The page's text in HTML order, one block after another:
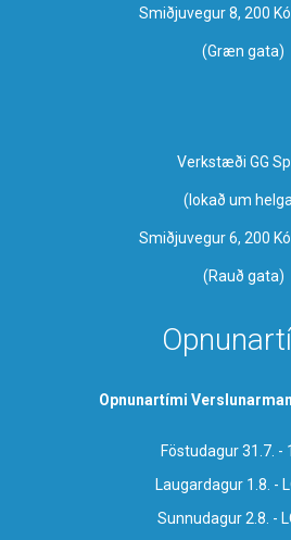
Smiðjuvegur 8, 200
(Græn gata)
Verkstæði GG
​(lokað um
Smiðjuvegur 6, 200
(Rauð gata)
Opnunartími
Föstudagur 31.7. -
Laugardagur 1.8. -
Sunnudagur 2.8. -